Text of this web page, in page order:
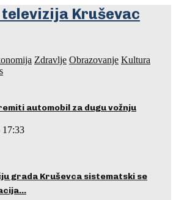
Zdravlje Obrazovanje Kultura
automobil za dugu vožnju
17:33
grada Kruševca sistematski se